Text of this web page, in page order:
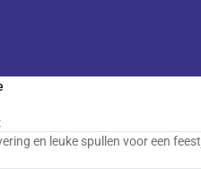
en leuke spullen voor een